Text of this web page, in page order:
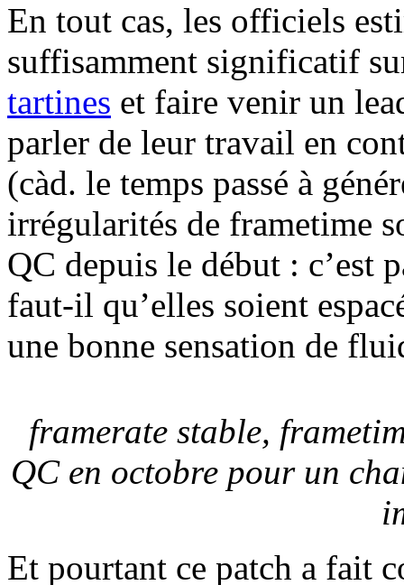
En tout cas, les officiels
suffisamment significatif
tartines et faire venir un
parler de leur travail en
(càd. le temps passé à
irrégularités de frametime
QC depuis le début : c’est
faut-il qu’elles soient
une bonne sensation de
framerate stable,
QC en octobre pour un
Et pourtant ce patch a fait